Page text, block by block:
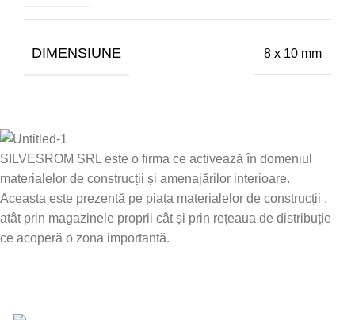
DIMENSIUNE 8 x 10 mm
SILVESROM SRL este o firma ce activează în domeniul
materialelor de construcții și amenajărilor interioare.
Aceasta este prezentă pe piața materialelor de construcții ,
atât prin magazinele proprii cât și prin rețeaua de distribuție
ce acoperă o zona importantă.